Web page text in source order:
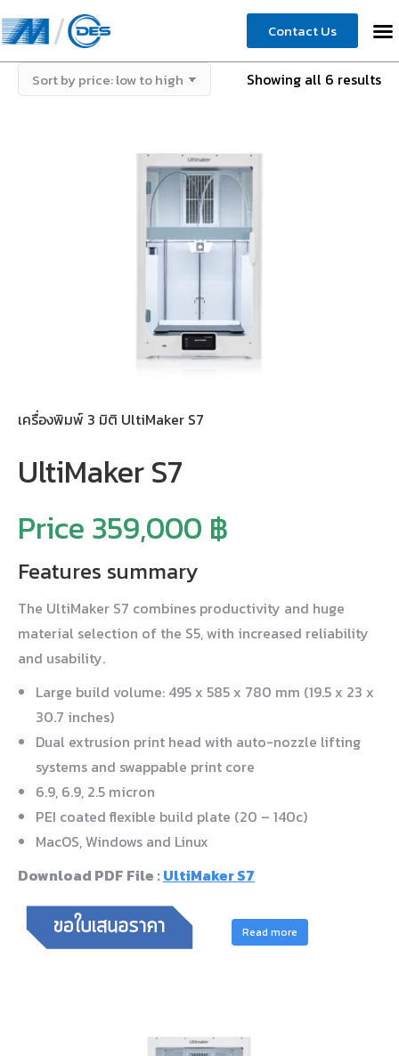
Contact Us
Showing all 6 results
เครื่องพิมพ์ 3 มิติ UltiMaker S7
UltiMaker S7
Price 359,000 ฿
Features summary
The UltiMaker S7 combines productivity and huge
material selection of the S5, with increased reliability
and usability.
Large build volume: 495 x 585 x 780 mm (19.5 x 23 x
30.7 inches)
Dual extrusion print head with auto-nozzle lifting
systems and swappable print core
6.9, 6.9, 2.5 micron
PEI coated flexible build plate (20 – 140c)
MacOS, Windows and Linux
Download PDF File : UltiMaker S7
Read more